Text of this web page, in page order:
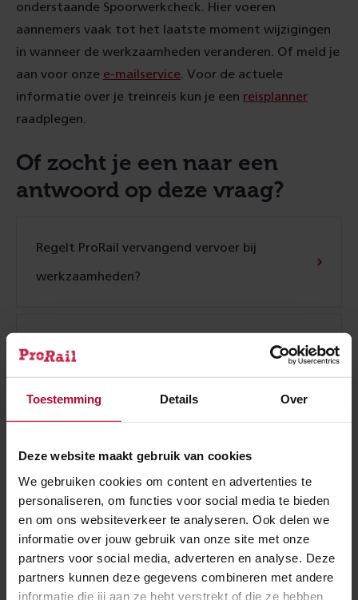
Toestemming Details Over
Deze website maakt gebruik van cookies
We gebruiken cookies om content en advertenties te
personaliseren, om functies voor social media te bieden
en om ons websiteverkeer te analyseren. Ook delen we
informatie over jouw gebruik van onze site met onze
partners voor social media, adverteren en analyse. Deze
partners kunnen deze gegevens combineren met andere
informatie die jij aan ze hebt verstrekt of die ze hebben
onderstaande Spoorwerkcheck. Hier voeren
aannemers vaak tot het laatste moment wijzigingen
in wanneer de werkzaamheden veranderen. Of meld je
aan voor onze e-mailservice . Voor de actuele
informatie over je treinreis kun je een reisplanner
raadplegen.
Of zocht je een naar een
antwoord op deze vraag?
Regelt ProRail vervangend vervoer bij
werkzaamheden?
Waarom worden de treinvrije periodes over
Hoe worden omwonenden geïnformeerd over